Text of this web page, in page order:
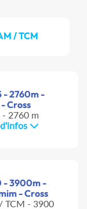
/ TCM
- 2760m -
Cross
- 2760 m
- 3900m -
- Cross
TCM - 3900